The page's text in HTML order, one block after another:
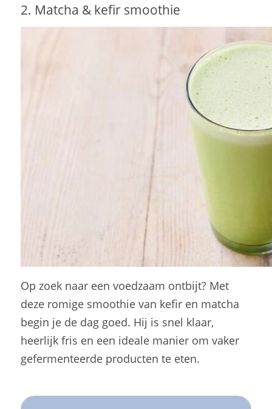
2. Matcha & kefir smoothie
Op zoek naar een voedzaam ontbijt? Met
deze romige smoothie van kefir en matcha
begin je de dag goed. Hij is snel klaar,
heerlijk fris en een ideale manier om vaker
gefermenteerde producten te eten.